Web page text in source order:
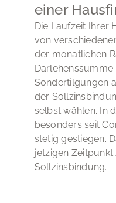
Stress verbunden.
alternative Wege
suchen und
um die besten
einer
Die Laufzeit Ihrer
von
der monatlichen
Sondertilgungen
der
selbst wählen. In
besonders seit
stetig gestiegen.
jetzigen
Sollzinsbindung.